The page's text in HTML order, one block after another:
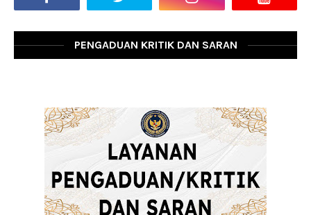
PENGADUAN KRITIK DAN SARAN